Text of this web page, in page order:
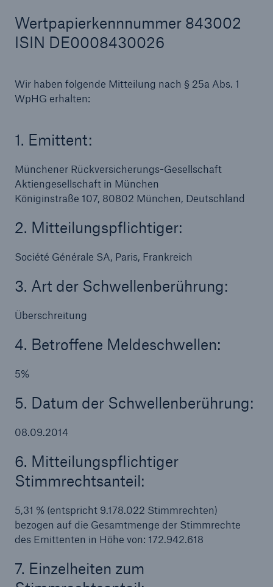
Wertpapierkennnummer 843002
ISIN DE0008430026
Wir haben folgende Mitteilung nach § 25a Abs. 1
WpHG erhalten:
1. Emittent:
Münchener Rückversicherungs-Gesellschaft
Aktiengesellschaft in München
Königinstraße 107, 80802 München, Deutschland
2. Mitteilungspflichtiger:
Société Générale SA, Paris, Frankreich
3. Art der Schwellenberührung:
Überschreitung
4. Betroffene Meldeschwellen:
5%
5. Datum der Schwellenberührung:
08.09.2014
6. Mitteilungspflichtiger
Stimmrechtsanteil:
5,31 % (entspricht 9.178.022 Stimmrechten)
bezogen auf die Gesamtmenge der Stimmrechte
des Emittenten in Höhe von: 172.942.618
7. Einzelheiten zum
Marine Trend Radar 2025
Naturkatastrophen
versicherten Schäden aus Naturkatastrophen
seit 1980 beträgt
71.8%